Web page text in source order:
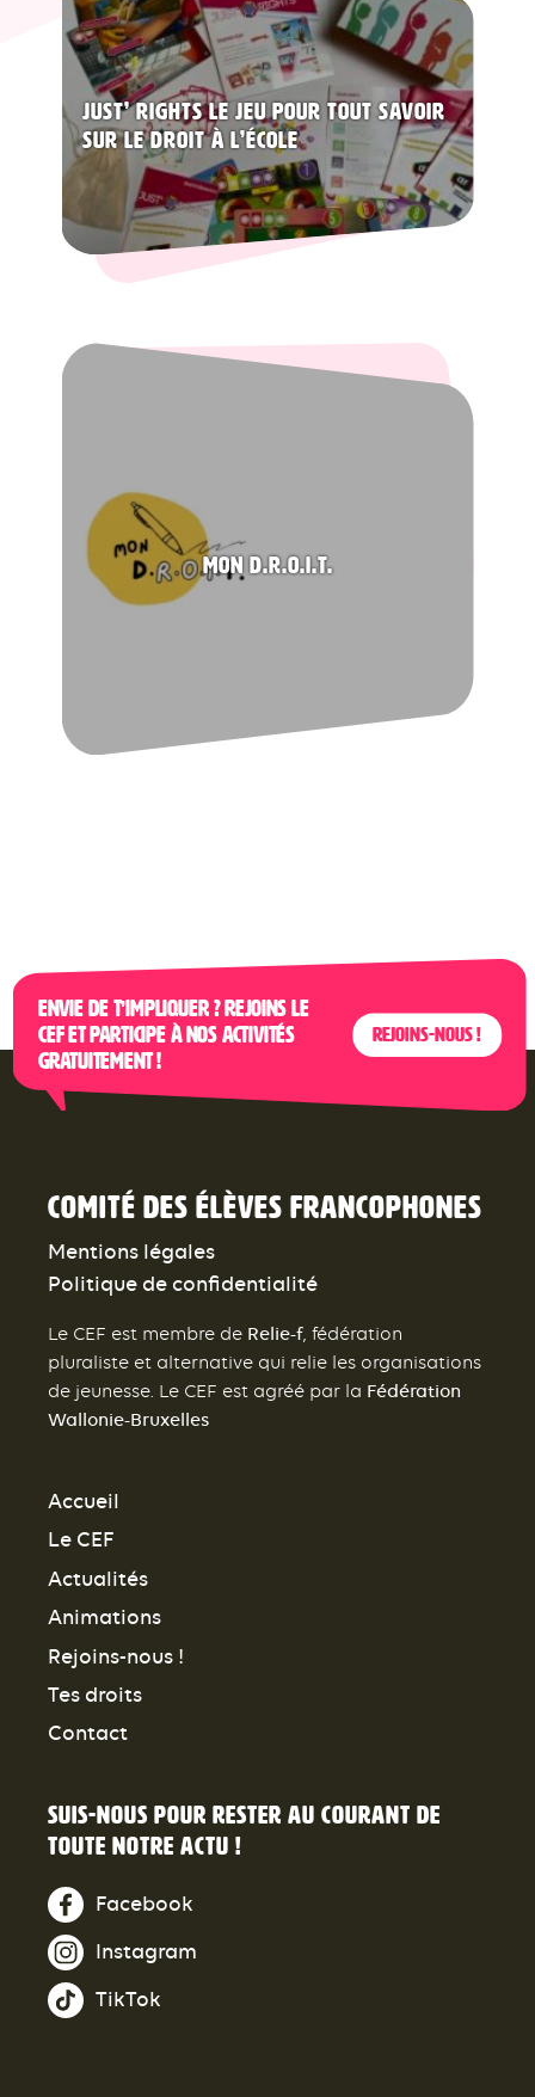
Just’ Rights le jeu pour tout savoir
sur le droit à l’école
Mon D.R.O.I.T.
Envie de t’impliquer ? Rejoins le
CEF et participe à nos activités
gratuitement !
Rejoins-nous !
Comité des élèves francophones
Mentions légales
Politique de confidentialité
Le CEF est membre de Relie-f, fédération
pluraliste et alternative qui relie les organisations
de jeunesse. Le CEF est agréé par la Fédération
Wallonie-Bruxelles
Accueil
Le CEF
Actualités
Animations
Rejoins-nous !
Tes droits
Contact
Suis-nous pour rester au courant de
toute notre actu !
Facebook
Instagram
TikTok